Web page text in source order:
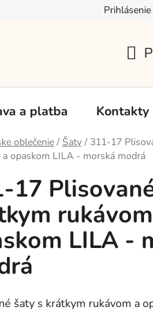
Používanie súborov Cookies
Prihlásenie
a platba Kontakty
oblečenie / Šaty / 311-17
a opaskom LILA - morská modrá
17
LILA -
šaty s krátkym rukávom a